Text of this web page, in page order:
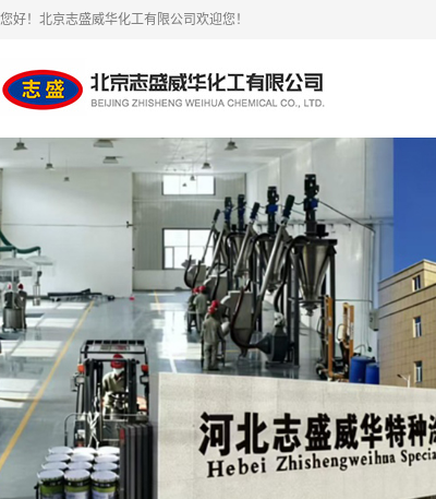
您好！北京志盛威华化工有限公司欢迎您！